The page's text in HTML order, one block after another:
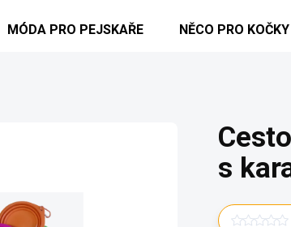
MÓDA PRO PEJSKAŘE NĚCO PRO KOČKY
s